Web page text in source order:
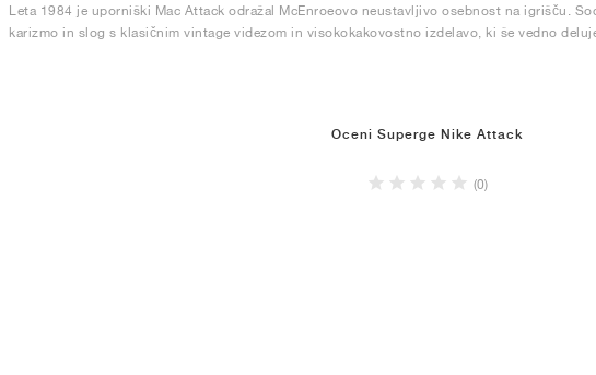
Leta 1984 je uporniški Mac Attack odražal McEnroeovo neustavljivo osebnost na igrišču.
karizmo in slog s klasičnim vintage videzom in visokokakovostno izdelavo, ki še vedno
Oceni Superge Nike Attack
(0)